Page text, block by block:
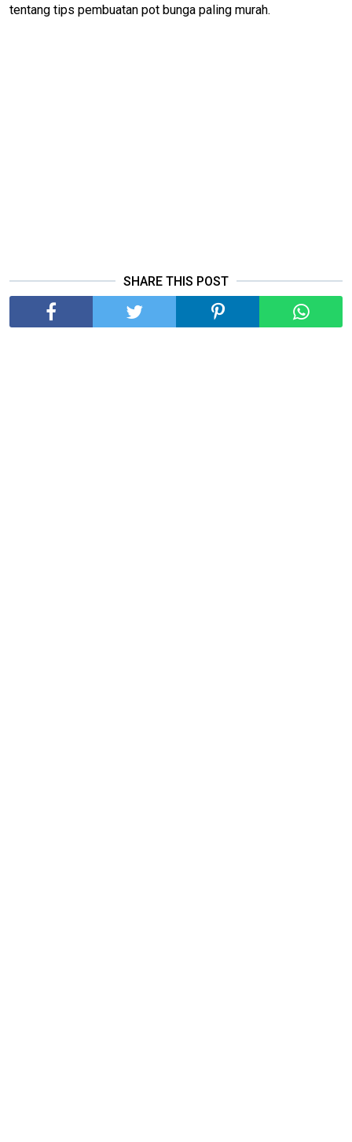
tentang tips pembuatan pot bunga paling murah.
SHARE THIS POST